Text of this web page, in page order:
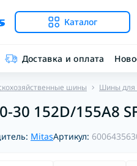
Каталог
Доставка и оплата
шины Шины для
30 152D/155A8
MitasАртикул: